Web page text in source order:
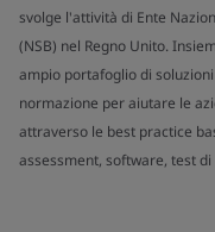
svolge l'attività di Ente
(NSB) nel Regno Unito.
ampio portafoglio di
normazione per aiutare le
attraverso le best practice
assessment, software, test